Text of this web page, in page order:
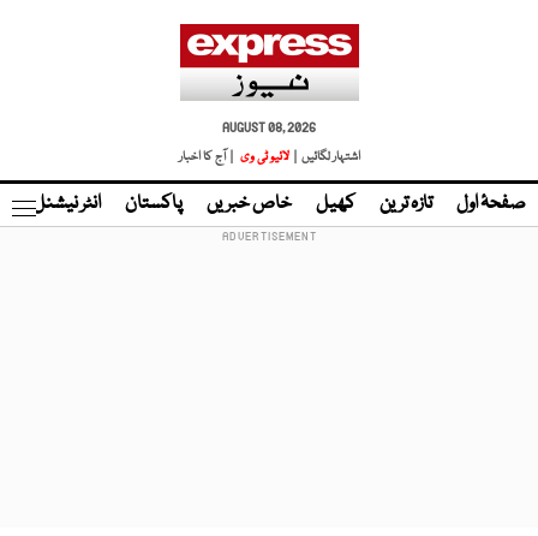
AUGUST 08, 2026
اشتہار لگائیں |
لائیو ٹی وی | آج کا اخبار
صفحۂ اول تازہ ترین کھیل خاص خبریں پاکستان انٹر نیشنل